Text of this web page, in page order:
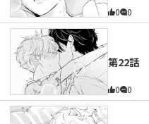
0 0
第22話
0 0